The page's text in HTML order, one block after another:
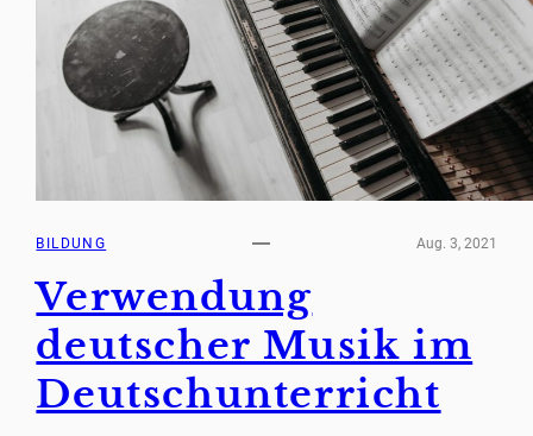
BILDUNG Aug. 3, 2021
Verwendung
deutscher Musik im
Deutschunterricht